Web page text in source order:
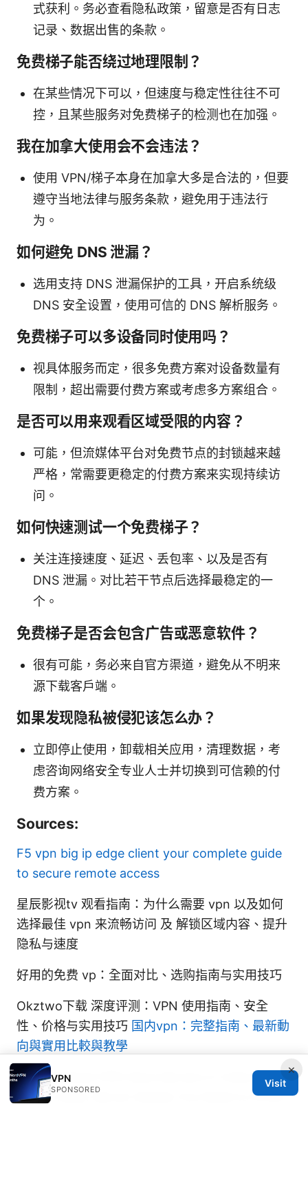
式获利。务必查看隐私政策，留意是否有日志
记录、数据出售的条款。
免费梯子能否绕过地理限制？
在某些情况下可以，但速度与稳定性往往不可
控，且某些服务对免费梯子的检测也在加强。
我在加拿大使用会不会违法？
使用 VPN/梯子本身在加拿大多是合法的，但要
遵守当地法律与服务条款，避免用于违法行
为。
如何避免 DNS 泄漏？
选用支持 DNS 泄漏保护的工具，开启系统级
DNS 安全设置，使用可信的 DNS 解析服务。
免费梯子可以多设备同时使用吗？
视具体服务而定，很多免费方案对设备数量有
限制，超出需要付费方案或考虑多方案组合。
是否可以用来观看区域受限的内容？
可能，但流媒体平台对免费节点的封锁越来越
严格，常需要更稳定的付费方案来实现持续访
问。
如何快速测试一个免费梯子？
关注连接速度、延迟、丢包率、以及是否有
DNS 泄漏。对比若干节点后选择最稳定的一
个。
免费梯子是否会包含广告或恶意软件？
很有可能，务必来自官方渠道，避免从不明来
源下载客户端。
如果发现隐私被侵犯该怎么办？
立即停止使用，卸载相关应用，清理数据，考
虑咨询网络安全专业人士并切换到可信赖的付
费方案。
Sources:
F5 vpn big ip edge client your complete guide
to secure remote access
星辰影视tv 观看指南：为什么需要 vpn 以及如何
选择最佳 vpn 来流畅访问 及 解锁区域内容、提升
隐私与速度
好用的免费 vp：全面对比、选购指南与实用技巧
Okztwo下载 深度评测：VPN 使用指南、安全
性、价格与实用技巧 国内vpn：完整指南、最新動
向與實用比較與教學
Does Mullvad VPN Have Servers in India and
Other Indian Server Details You Need to Know
×
VPN
SPONSORED
Visit